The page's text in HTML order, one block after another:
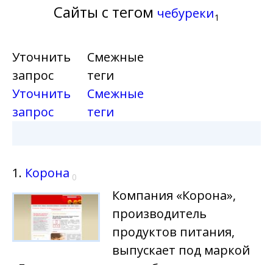
Сайты с тегом чебуреки1
Уточнить
запрос
Уточнить
запрос
Смежные
теги
Смежные
теги
1. Корона 0
Компания «Корона»,
производитель
продуктов питания,
выпускает под маркой